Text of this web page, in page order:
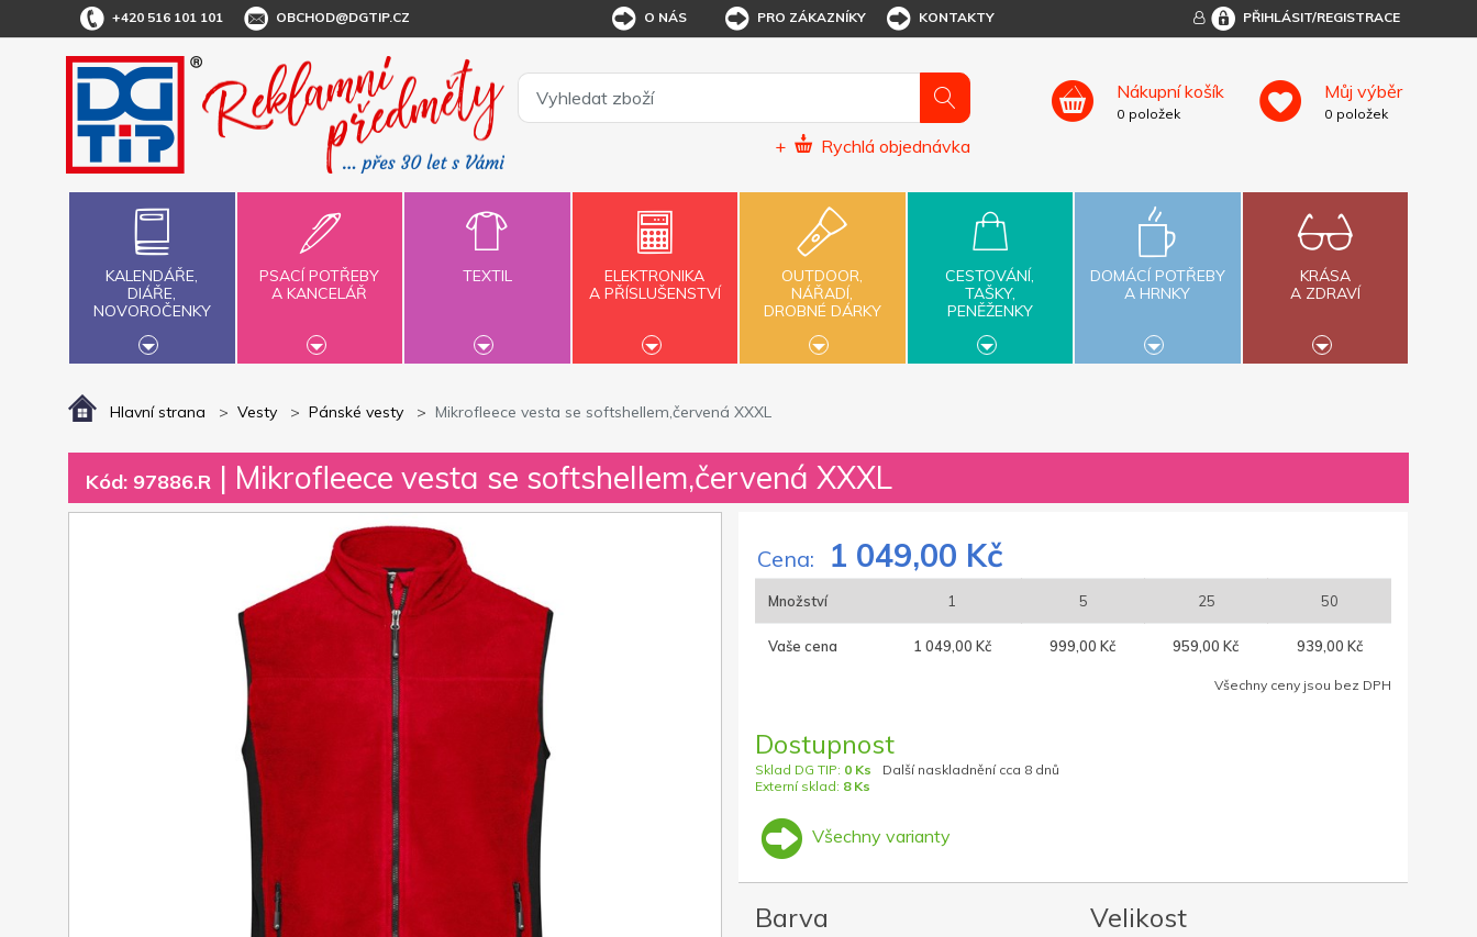
+420 516 101 101 OBCHOD@DGTIP.CZ O NÁS PRO ZÁKAZNÍKY KONTAKTY PŘIHLÁSIT/REGISTRACE
+ Rychlá objednávka
Nákupní košík
0 položek
Můj výběr
0 položek
KALENDÁŘE,
DIÁŘE,
NOVOROČENKY
PSACÍ POTŘEBY
A KANCELÁŘ
TEXTIL
ELEKTRONIKA
A PŘÍSLUŠENSTVÍ
OUTDOOR,
NÁŘADÍ,
DROBNÉ DÁRKY
CESTOVÁNÍ,
TAŠKY,
PENĚŽENKY
DOMÁCÍ POTŘEBY
A HRNKY
KRÁSA
A ZDRAVÍ
Hlavní strana Vesty Pánské vesty Mikrofleece vesta se softshellem,červená XXXL
Kód: 97886.R | Mikrofleece vesta se softshellem,červená XXXL
Cena: 1 049,00 Kč
Množství 1 5 25 50
Vaše cena 1 049,00 Kč 999,00 Kč 959,00 Kč 939,00 Kč
Všechny ceny jsou bez DPH
Dostupnost
Sklad DG TIP: 0 Ks
Externí sklad: 8 Ks
Další naskladnění cca 8 dnů
Všechny varianty
Barva Velikost